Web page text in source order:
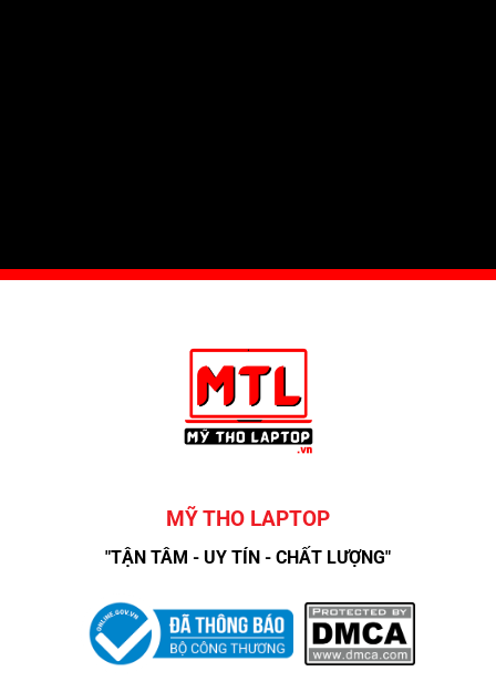
MỸ THO LAPTOP
"TẬN TÂM - UY TÍN - CHẤT LƯỢNG"